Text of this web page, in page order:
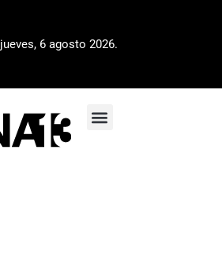
jueves, 6 agosto 2026.